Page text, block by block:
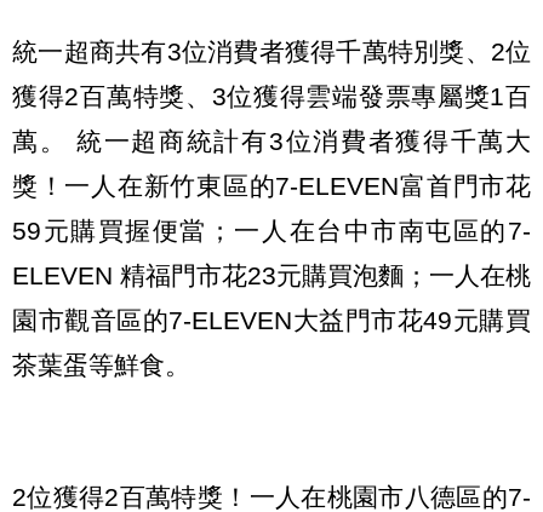
統一超商共有3位消費者獲得千萬特別獎、2位
獲得2百萬特獎、3位獲得雲端發票專屬獎1百
萬。 統一超商統計有3位消費者獲得千萬大
獎！一人在新竹東區的7-ELEVEN富首門市花
59元購買握便當；一人在台中市南屯區的7-
ELEVEN 精福門市花23元購買泡麵；一人在桃
園市觀音區的7-ELEVEN大益門市花49元購買
茶葉蛋等鮮食。
2位獲得2百萬特獎！一人在桃園市八德區的7-